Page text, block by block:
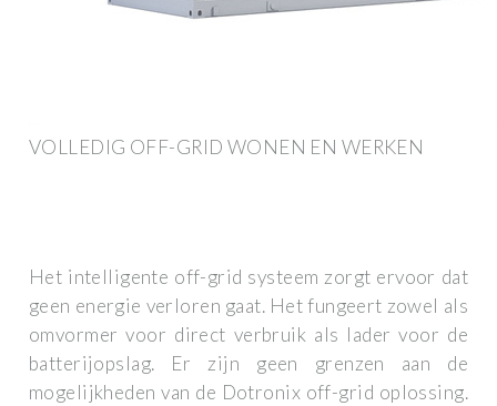
VOLLEDIG OFF-GRID WONEN EN WERKEN
Het intelligente off-grid systeem zorgt ervoor dat
geen energie verloren gaat. Het fungeert zowel als
omvormer voor direct verbruik als lader voor de
batterijopslag. Er zijn geen grenzen aan de
mogelijkheden van de Dotronix off-grid oplossing.